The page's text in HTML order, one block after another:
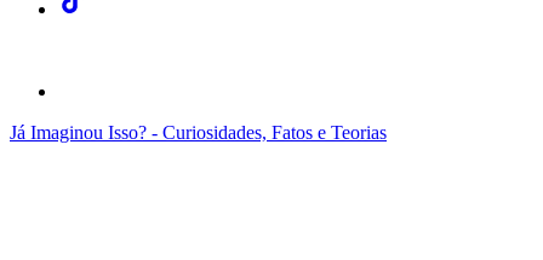
Já Imaginou Isso? - Curiosidades, Fatos e Teorias